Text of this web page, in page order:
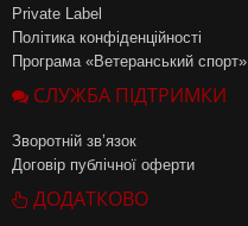
Private Label
Політика конфіденційності
Програма «Ветеранський спорт»
СЛУЖБА ПІДТРИМКИ
Зворотній зв’язок
Договір публічної оферти
ДОДАТКОВО